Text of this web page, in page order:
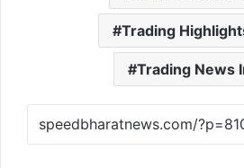
Trading
Trading News